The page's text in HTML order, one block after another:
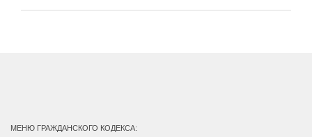
МЕНЮ ГРАЖДАНСКОГО КОДЕКСА: